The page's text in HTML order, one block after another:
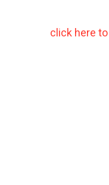
click here